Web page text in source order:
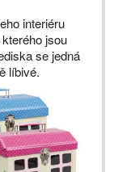
interiéru
jsou
se jedná
líbivé.